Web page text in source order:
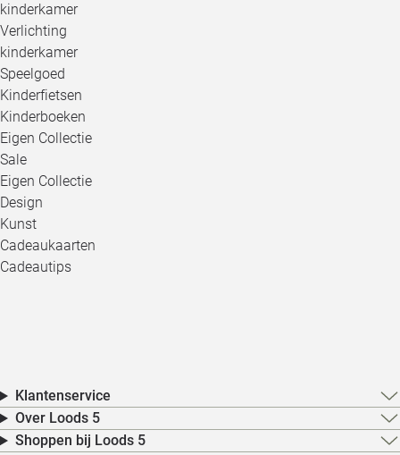
kinderkamer
Verlichting
kinderkamer
Speelgoed
Kinderfietsen
Kinderboeken
Eigen Collectie
Sale
Eigen Collectie
Design
Kunst
Cadeaukaarten
Cadeautips
Klantenservice
Over Loods 5
Shoppen bij Loods 5